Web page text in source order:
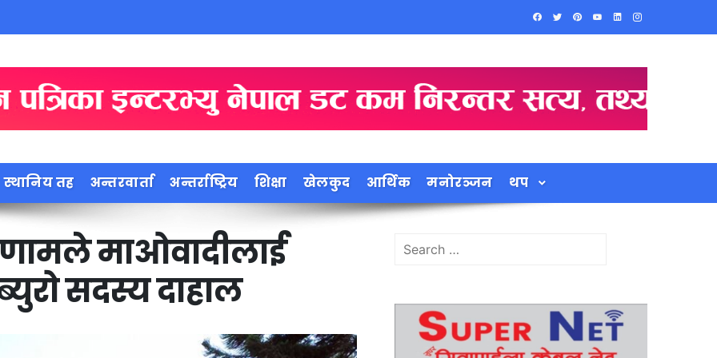
स्थानिय तह अन्तरवार्ता अन्तर्राष्ट्रिय शिक्षा खेलकुद आर्थिक मनोरञ्जन थप
माओवादीलाई
सदस्य दाहाल
Search